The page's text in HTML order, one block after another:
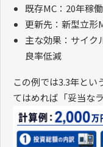
既存MC：20年稼
更新先：新型立形
主な効果：サイク
良率低減
この例では3.3年とい
てはめれば「妥当な